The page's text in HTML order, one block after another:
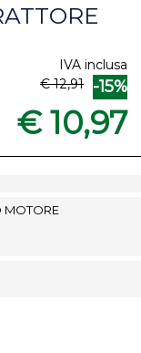
IVA inclusa
€ 12,91
-15%
€ 10,97
MOTORE